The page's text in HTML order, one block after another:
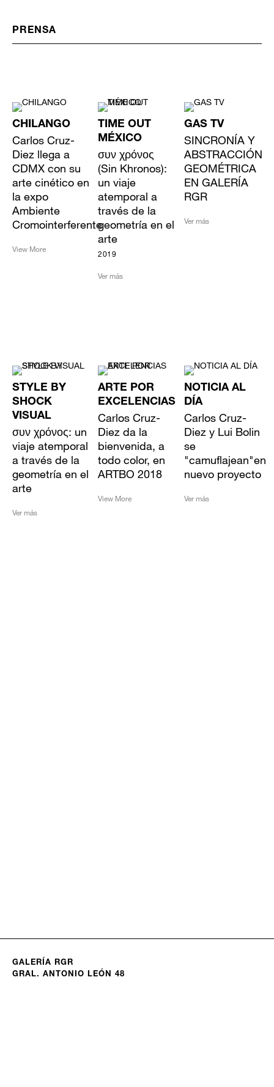
PRENSA
CHILANGO
Carlos Cruz-
Diez llega a
CDMX con su
arte cinético en
la expo
Ambiente
Cromointerferente
View More
TIME OUT
MÉXICO
συν χρόνος
(Sin Khronos):
un viaje
atemporal a
través de la
geometría en el
arte
2019
Ver más
GAS TV
SINCRONÍA Y
ABSTRACCIÓN
GEOMÉTRICA
EN GALERÍA
RGR
Ver más
STYLE BY
SHOCK
VISUAL
συν χρόνος: un
viaje atemporal
a través de la
geometría en el
arte
Ver más
ARTE POR
EXCELENCIAS
Carlos Cruz-
Diez da la
bienvenida, a
todo color, en
ARTBO 2018
View More
NOTICIA AL
DÍA
Carlos Cruz-
Diez y Lui Bolin
se
"camuflajean"en
nuevo proyecto
Ver más
GALERÍA RGR
GRAL. ANTONIO LEÓN 48